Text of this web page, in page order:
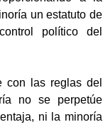
un estatuto de
político del
con las reglas del
no se perpetúe
ni la minoría